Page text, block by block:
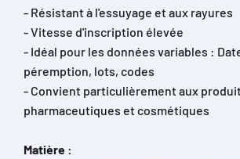
- Résistant à l'essuyage et aux rayures
- Vitesse d'inscription élevée
- Idéal pour les données variables :
péremption, lots, codes
- Convient particulièrement aux
pharmaceutiques et cosmétiques
Matière :